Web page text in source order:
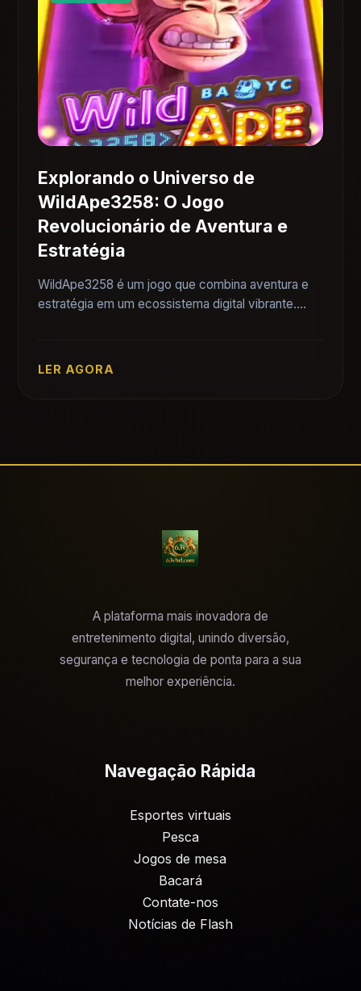
Explorando o Universo de
WildApe3258: O Jogo
Revolucionário de Aventura e
Estratégia
WildApe3258 é um jogo que combina aventura e
estratégia em um ecossistema digital vibrante.
LER AGORA
A plataforma mais inovadora de
entretenimento digital, unindo diversão,
segurança e tecnologia de ponta para a sua
melhor experiência.
Navegação Rápida
Esportes virtuais
Pesca
Jogos de mesa
Bacará
Contate-nos
Notícias de Flash